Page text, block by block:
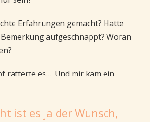
Erfahrungen gemacht? Hatte
aufgeschnappt? Woran
ratterte es…. Und mir kam ein
ist es ja der Wunsch,